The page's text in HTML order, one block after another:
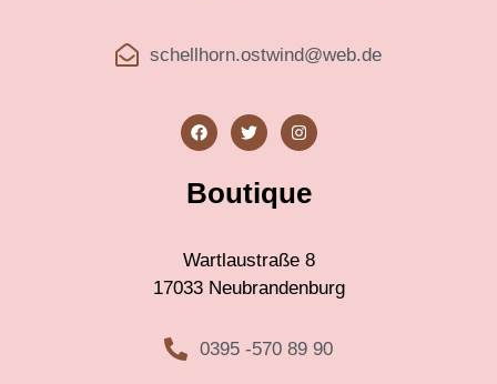
schellhorn.ostwind@web.de
Boutique
Wartlaustraße 8
17033 Neubrandenburg
0395 -570 89 90